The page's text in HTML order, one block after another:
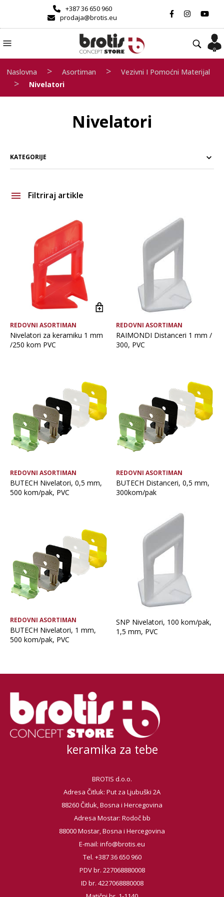
+387 36 650 960
prodaja@brotis.eu
Naslovna > Asortiman > Vezivni I Pomoćni Materijal
> Nivelatori
Nivelatori
KATEGORIJE
Filtriraj artikle
Brand
Vrsta asortimana
REDOVNI ASORTIMAN
Nivelatori za keramiku 1 mm
/250 kom PVC
REDOVNI ASORTIMAN
RAIMONDI Distanceri 1 mm /
300, PVC
REDOVNI ASORTIMAN
BUTECH Nivelatori, 0,5 mm,
500 kom/pak, PVC
REDOVNI ASORTIMAN
BUTECH Distanceri, 0,5 mm,
300kom/pak
REDOVNI ASORTIMAN
BUTECH Nivelatori, 1 mm,
500 kom/pak, PVC
SNP Nivelatori, 100 kom/pak,
1,5 mm, PVC
keramika za tebe
BROTIS d.o.o.
Adresa Čitluk: Put za Ljubuški 2A
88260 Čitluk, Bosna i Hercegovina
Adresa Mostar: Rodoč bb
88000 Mostar, Bosna i Hercegovina
E-mail: info@brotis.eu
Tel. +387 36 650 960
PDV br. 227068880008
ID br. 4227068880008